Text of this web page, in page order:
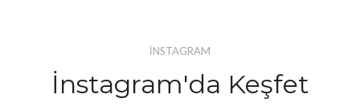
İNSTAGRAM
İnstagram'da Keşfet